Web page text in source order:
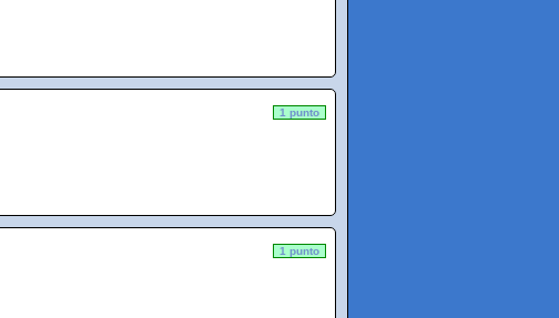
1 punto
1 punto